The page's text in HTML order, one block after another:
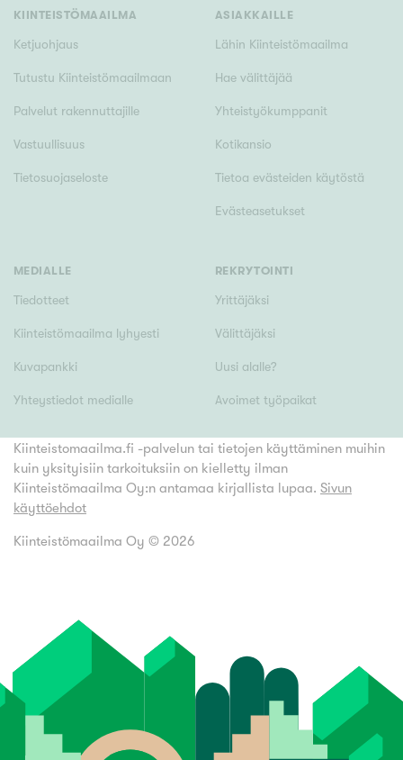
KIINTEISTÖMAAILMA
Ketjuohjaus
Tutustu Kiinteistömaailmaan
Palvelut rakennuttajille
Vastuullisuus
Tietosuojaseloste
ASIAKKAILLE
Lähin Kiinteistömaailma
Hae välittäjää
Yhteistyökumppanit
Kotikansio
Tietoa evästeiden käytöstä
Evästeasetukset
MEDIALLE
Tiedotteet
Kiinteistömaailma lyhyesti
Kuvapankki
Yhteystiedot medialle
REKRYTOINTI
Yrittäjäksi
Välittäjäksi
Uusi alalle?
Avoimet työpaikat
Kiinteistomaailma.fi -palvelun tai tietojen käyttäminen muihin
kuin yksityisiin tarkoituksiin on kielletty ilman
Kiinteistömaailma Oy:n antamaa kirjallista lupaa. Sivun
käyttöehdot
Kiinteistömaailma Oy © 2026